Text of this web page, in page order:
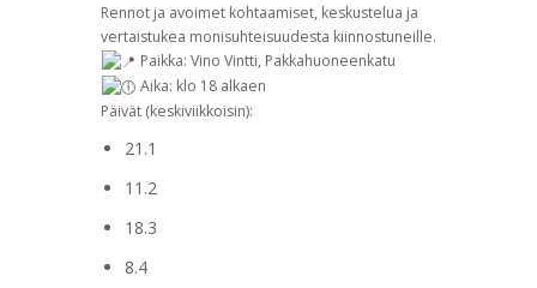
Rennot ja avoimet kohtaamiset, keskustelua ja
vertaistukea monisuhteisuudesta kiinnostuneille.
Paikka: Vino Vintti, Pakkahuoneenkatu
Aika: klo 18 alkaen
Päivät (keskiviikkoisin):
21.1
11.2
18.3
8.4